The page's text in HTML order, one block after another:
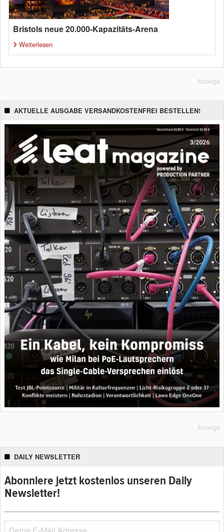
Bristols neue 20.000-Kapazitäts-Arena
Weiterlesen
Anzeige
AKTUELLE AUSGABE VERSANDKOSTENFREI BESTELLEN!
Anzeige
DAILY NEWSLETTER
Abonniere jetzt kostenlos unseren Daily
Newsletter!